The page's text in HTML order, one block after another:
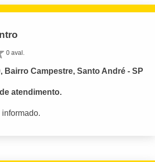
0 aval.
Bairro Campestre, Santo André - SP
atendimento.